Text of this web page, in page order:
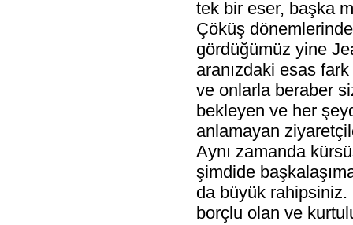
tek bir eser, başka
Çöküş
gördüğümüz yine
aranızdaki esas
ve onlarla beraber
bekleyen ve her
anlamayan
Aynı zamanda
şimdide
da büyük
borçlu olan ve